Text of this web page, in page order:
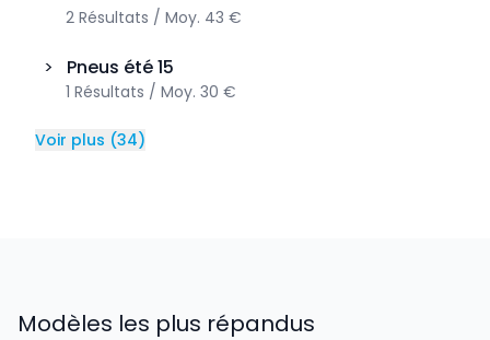
2 Résultats / Moy. 43 €
> Pneus été15
1 Résultats / Moy. 30 €
Voir plus (34)
Modèles les plus répandus